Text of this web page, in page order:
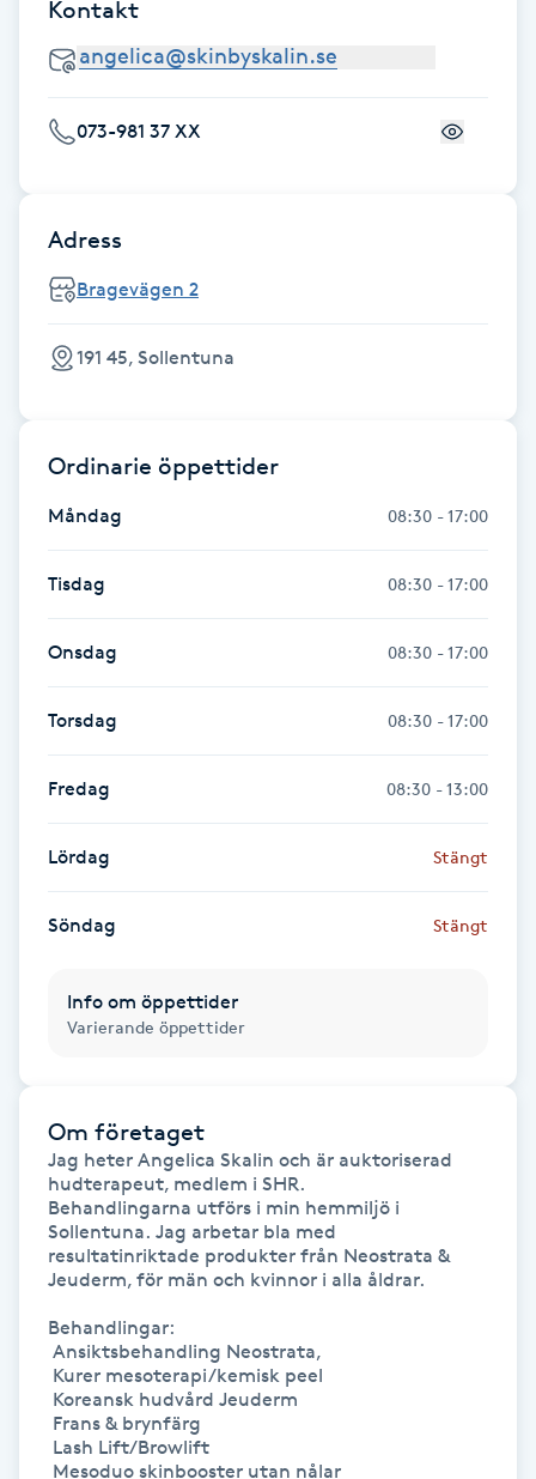
Friskvård
Friskvårdsmassage
Frisör
Färgning
Gellack med förstärkning
Gravidmassage
Gravidyoga
Gruppträning
Headspa
Healing
Herrklippning
HIFU
Hollywood Peel
Hot Stone Massage
Kontakt
073-981 37 XX
Adress
Bragevägen 2
191 45, Sollentuna
Ordinarie öppettider
Måndag 08:30 - 17:00
Tisdag 08:30 - 17:00
Onsdag 08:30 - 17:00
Torsdag 08:30 - 17:00
Fredag 08:30 - 13:00
Lördag Stängt
Söndag Stängt
Info om öppettider
Varierande öppettider
Om företaget
Jag heter Angelica Skalin och är auktoriserad
hudterapeut, medlem i SHR.
Behandlingarna utförs i min hemmiljö i
Sollentuna. Jag arbetar bla med
resultatinriktade produkter från Neostrata &
Jeuderm, för män och kvinnor i alla åldrar.
Behandlingar:
Ansiktsbehandling Neostrata,
Kurer mesoterapi/kemisk peel
Koreansk hudvård Jeuderm
Lash Lift/Browlift